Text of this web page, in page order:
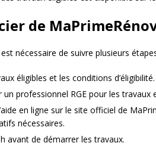
de
nécessaire de suivre plusieurs
éligibles et les conditions d’éligibilité.
un professionnel RGE pour les travaux
en ligne sur le site officiel de
nécessaires.
avant de démarrer les travaux.